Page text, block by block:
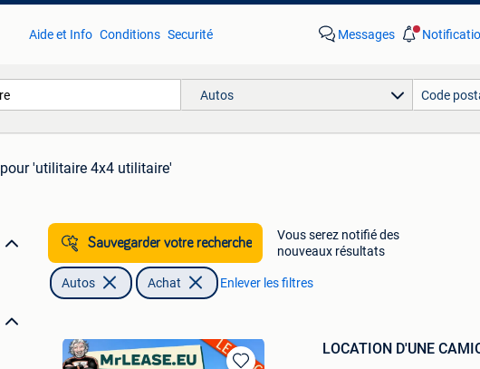
Aide et Info Conditions Securité Messages
Autos
pour 'utilitaire 4x4 utilitaire'
Sauvegarder votre recherche
Vous serez notifié des
nouveaux résultats
Autos Achat Enlever les filtres
LOCATION D'UNE